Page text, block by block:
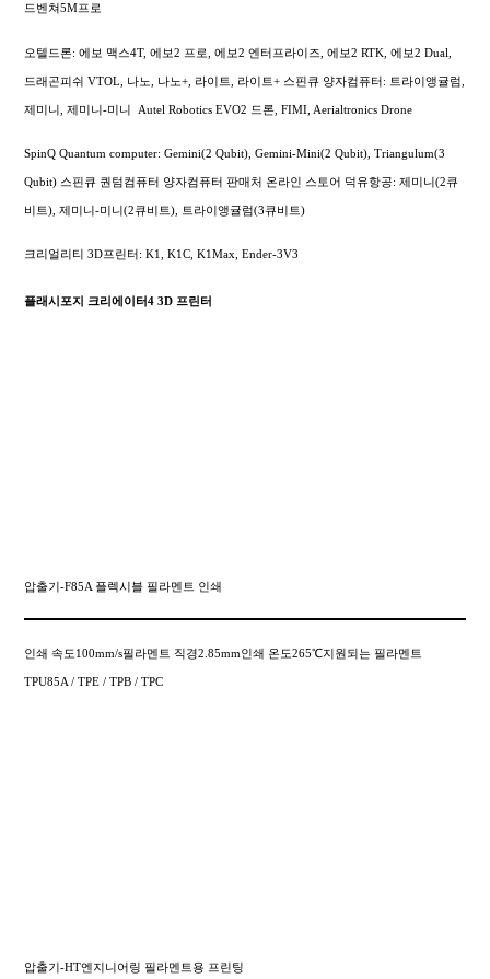
드벤쳐5M프로
오텔드론: 에보 맥스4T, 에보2 프로, 에보2 엔터프라이즈, 에보2 RTK, 에보2 Dual,
드래곤피쉬 VTOL, 나노, 나노+, 라이트, 라이트+ 스핀큐 양자컴퓨터: 트라이앵귤럼,
제미니, 제미니-미니 Autel Robotics EVO2 드론, FIMI, Aerialtronics Drone
SpinQ Quantum computer: Gemini(2 Qubit), Gemini-Mini(2 Qubit), Triangulum(3
Qubit) 스핀큐 퀀텀컴퓨터 양자컴퓨터 판매처 온라인 스토어 덕유항공: 제미니(2큐
비트), 제미니-미니(2큐비트), 트라이앵귤럼(3큐비트)
크리얼리티 3D프린터: K1, K1C, K1Max, Ender-3V3
플래시포지 크리에이터4 3D 프린터
압출기-F85A 플렉시블 필라멘트 인쇄
인쇄 속도100mm/s필라멘트 직경2.85mm인쇄 온도265℃지원되는 필라멘트
TPU85A / TPE / TPB / TPC
압출기-HT엔지니어링 필라멘트용 프린팅